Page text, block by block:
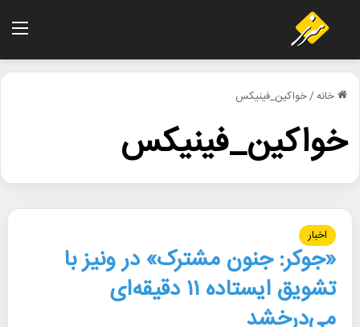
خانه/خواکین_فینیکس
خواکین_فینیکس
اخبار
«جوکر: جنون مشترک» در ونیز با
تشویق ایستاده ۱۱ دقیقه‌ای
می‌درخشد